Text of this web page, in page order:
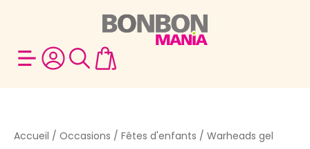
Accueil / Occasions / Fêtes d'enfants / Warheads gel